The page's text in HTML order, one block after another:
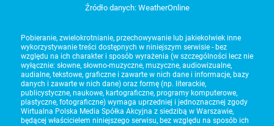
Źródło danych: WeatherOnline
Pobieranie, zwielokrotnianie, przechowywanie lub jakiekolwiek inne
wykorzystywanie treści dostępnych w niniejszym serwisie - bez
względu na ich charakter i sposób wyrażenia (w szczególności lecz nie
wyłącznie: słowne, słowno-muzyczne, muzyczne, audiowizualne,
audialne, tekstowe, graficzne i zawarte w nich dane i informacje, bazy
danych i zawarte w nich dane) oraz formę (np. literackie,
publicystyczne, naukowe, kartograficzne, programy komputerowe,
plastyczne, fotograficzne) wymaga uprzedniej i jednoznacznej zgody
Wirtualna Polska Media Spółka Akcyjna z siedzibą w Warszawie,
będącej właścicielem niniejszego serwisu, bez względu na sposób ich